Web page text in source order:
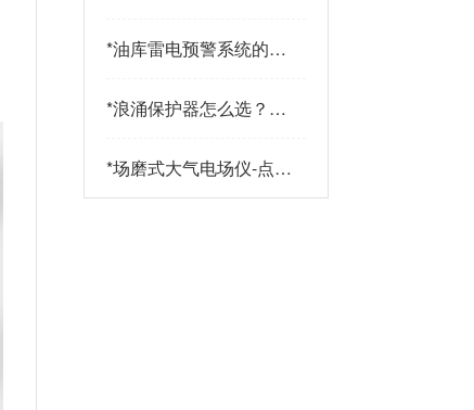
*油库雷电预警系统的传
看-易造
*浪涌保护器怎么选？三
策略助您精准选型-易造
*场磨式大气电场仪-点击
了解更多-易造